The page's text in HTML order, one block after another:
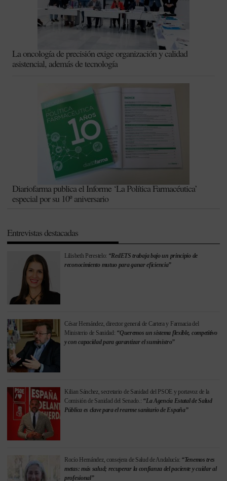
La oncología de precisión exige organización y calidad
asistencial, además de tecnología
Diariofarma publica el Informe ‘La Política Farmacéutica’
especial por su 10º aniversario
Entrevistas destacadas
Lilisbeth Perestelo: “RedETS trabaja bajo un principio de
reconocimiento mutuo para ganar eficiencia”
César Hernández, director general de Cartera y Farmacia del
Ministerio de Sanidad: “Queremos un sistema flexible, competitivo
y con capacidad para garantizar el suministro”
Kilian Sánchez, secretario de Sanidad del PSOE y portavoz de la
Comisión de Sanidad del Senado.: “La Agencia Estatal de Salud
Pública es clave para el rearme sanitario de España”
Rocío Hernández, consejera de Salud de Andalucía: “Tenemos tres
metas: más salud; recuperar la confianza del paciente y cuidar al
profesional”